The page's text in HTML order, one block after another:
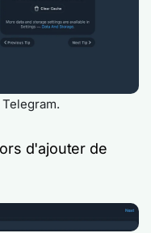
d'ajouter de